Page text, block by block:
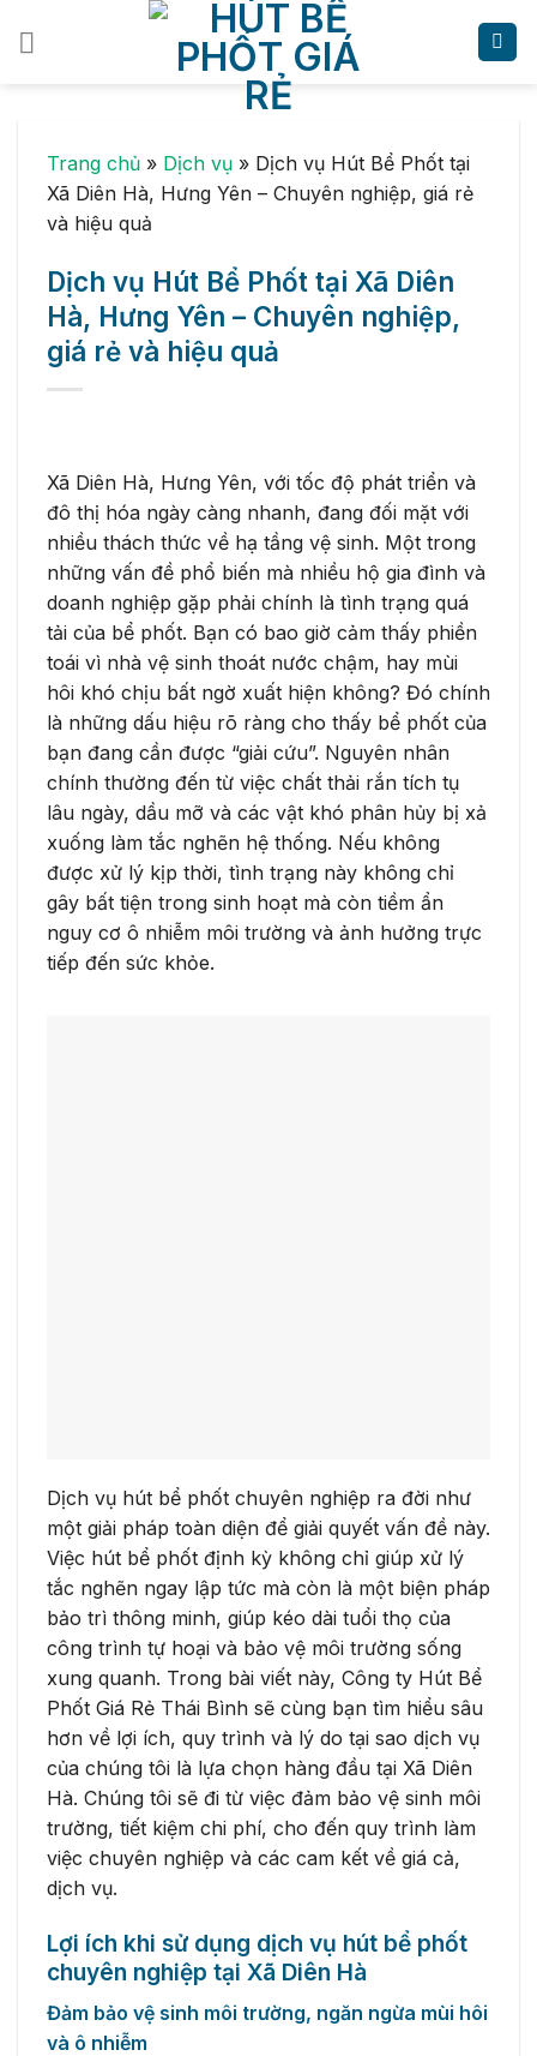
Trang chủ » Dịch vụ » Dịch vụ Hút Bể Phốt tại
Xã Diên Hà, Hưng Yên – Chuyên nghiệp, giá rẻ
và hiệu quả
Dịch vụ Hút Bể Phốt tại Xã Diên
Hà, Hưng Yên – Chuyên nghiệp,
giá rẻ và hiệu quả
Xã Diên Hà, Hưng Yên, với tốc độ phát triển và
đô thị hóa ngày càng nhanh, đang đối mặt với
nhiều thách thức về hạ tầng vệ sinh. Một trong
những vấn đề phổ biến mà nhiều hộ gia đình và
doanh nghiệp gặp phải chính là tình trạng quá
tải của bể phốt. Bạn có bao giờ cảm thấy phiền
toái vì nhà vệ sinh thoát nước chậm, hay mùi
hôi khó chịu bất ngờ xuất hiện không? Đó chính
là những dấu hiệu rõ ràng cho thấy bể phốt của
bạn đang cần được “giải cứu”. Nguyên nhân
chính thường đến từ việc chất thải rắn tích tụ
lâu ngày, dầu mỡ và các vật khó phân hủy bị xả
xuống làm tắc nghẽn hệ thống. Nếu không
được xử lý kịp thời, tình trạng này không chỉ
gây bất tiện trong sinh hoạt mà còn tiềm ẩn
nguy cơ ô nhiễm môi trường và ảnh hưởng trực
tiếp đến sức khỏe.
Dịch vụ hút bể phốt chuyên nghiệp ra đời như
một giải pháp toàn diện để giải quyết vấn đề này.
Việc hút bể phốt định kỳ không chỉ giúp xử lý
tắc nghẽn ngay lập tức mà còn là một biện pháp
bảo trì thông minh, giúp kéo dài tuổi thọ của
công trình tự hoại và bảo vệ môi trường sống
xung quanh. Trong bài viết này, Công ty Hút Bể
Phốt Giá Rẻ Thái Bình sẽ cùng bạn tìm hiểu sâu
hơn về lợi ích, quy trình và lý do tại sao dịch vụ
của chúng tôi là lựa chọn hàng đầu tại Xã Diên
Hà. Chúng tôi sẽ đi từ việc đảm bảo vệ sinh môi
trường, tiết kiệm chi phí, cho đến quy trình làm
việc chuyên nghiệp và các cam kết về giá cả,
dịch vụ.
Lợi ích khi sử dụng dịch vụ hút bể phốt
chuyên nghiệp tại Xã Diên Hà
Đảm bảo vệ sinh môi trường, ngăn ngừa mùi hôi
và ô nhiễm